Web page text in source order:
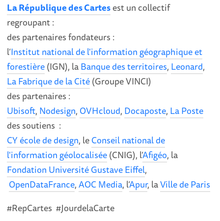
La République des Cartesest un collectif
regroupant :
des partenaires fondateurs :
l’Institut national de l'information géographique et
forestière(IGN), laBanque des territoires, Leonard,
La Fabrique de la Cité(Groupe VINCI)
des partenaires :
Ubisoft, Nodesign, OVHcloud, Docaposte, La Poste
des soutiens :
CY école de design, leConseil national de
l'information géolocalisée(CNIG), l’Afigéo, la
Fondation Université Gustave Eiffel,
OpenDataFrance,AOC Media, l’Apur, laVille de Paris
#RepCartes #JourdelaCarte